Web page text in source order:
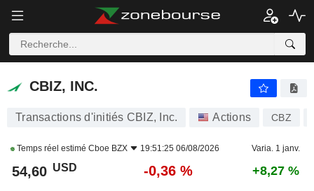
CBIZ, INC.
CBIZ, INC.
Transactions d'initiés CBIZ, Inc. Actions CBZ
Temps réel estimé Cboe BZX 19:51:25 06/08/2026 Varia. 1 janv.
54,60 USD -0,36 % +8,27 %